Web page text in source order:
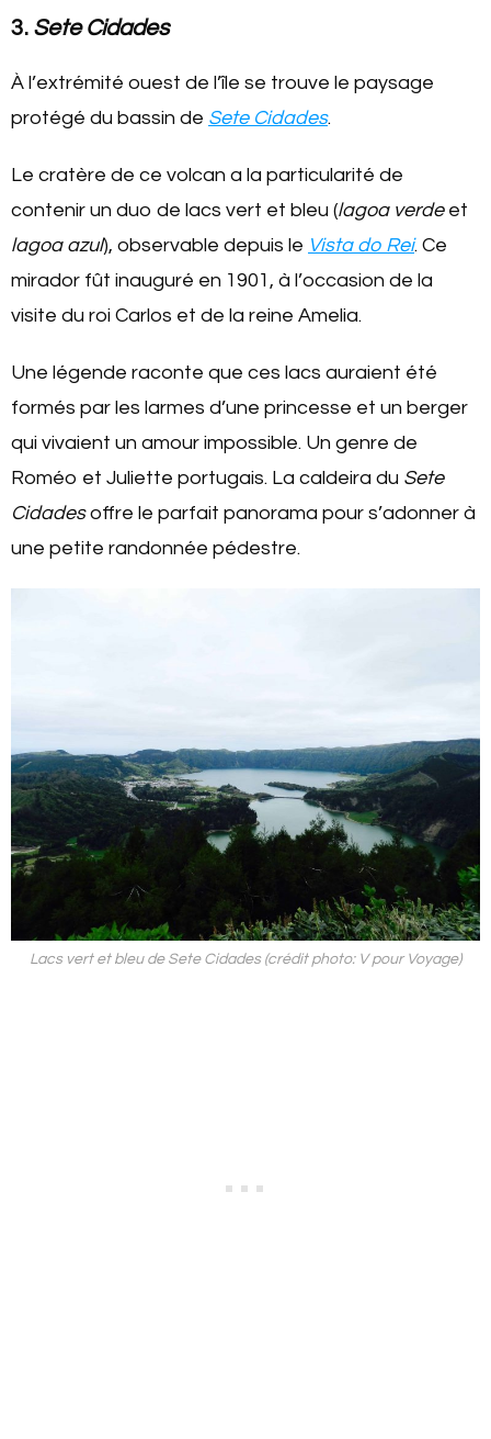
3. Sete Cidades
À l’extrémité ouest de l’île se trouve le paysage
protégé du bassin de Sete Cidades.
Le cratère de ce volcan a la particularité de
contenir un duo de lacs vert et bleu (lagoa verde et
lagoa azul), observable depuis le Vista do Rei. Ce
mirador fût inauguré en 1901, à l’occasion de la
visite du roi Carlos et de la reine Amelia.
Une légende raconte que ces lacs auraient été
formés par les larmes d’une princesse et un berger
qui vivaient un amour impossible. Un genre de
Roméo et Juliette portugais. La caldeira du Sete
Cidadesoffre le parfait panorama pour s’adonner à
une petite randonnée pédestre.
Lacs vert et bleu de Sete Cidades (crédit photo: V pour Voyage)